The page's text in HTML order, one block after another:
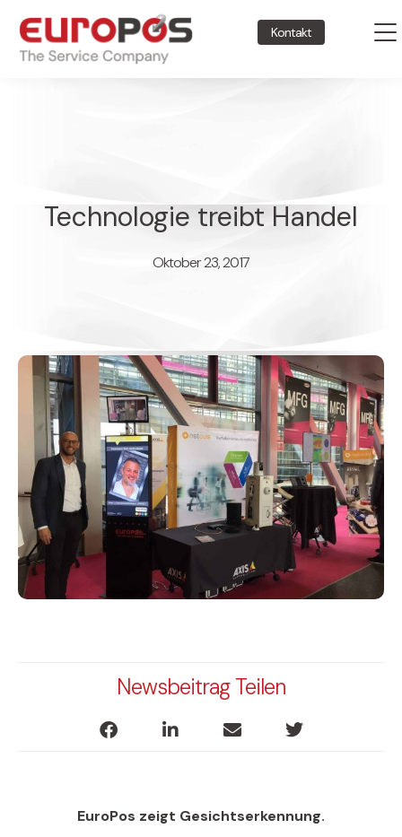
Kontakt
Technologie treibt Handel
Oktober 23, 2017
Newsbeitrag Teilen
EuroPos zeigt Gesichtserkennung.